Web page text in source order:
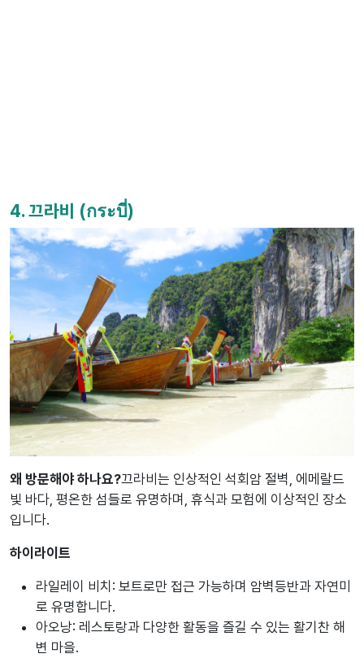
4. 끄라비 (กระบี่)
왜 방문해야 하나요?끄라비는 인상적인 석회암 절벽, 에메랄드
빛 바다, 평온한 섬들로 유명하며, 휴식과 모험에 이상적인 장소
입니다.
하이라이트
라일레이 비치: 보트로만 접근 가능하며 암벽등반과 자연미
로 유명합니다.
아오낭: 레스토랑과 다양한 활동을 즐길 수 있는 활기찬 해
변 마을.